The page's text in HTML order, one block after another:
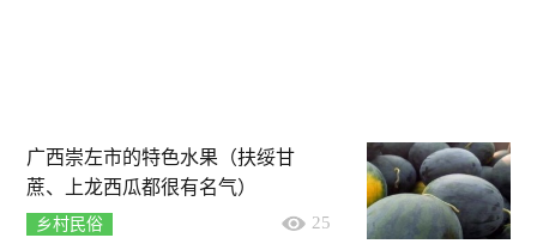
广西崇左市的特色水果（扶绥甘
蔗、上龙西瓜都很有名气）
乡村民俗 25